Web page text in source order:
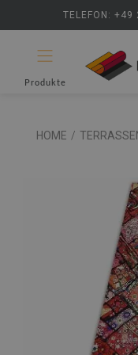
TELEFON:
Produkte
HOME /